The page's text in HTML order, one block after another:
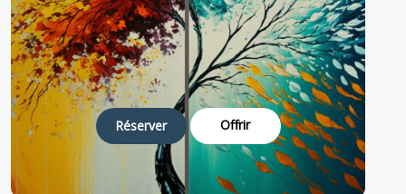
Réserver Offrir